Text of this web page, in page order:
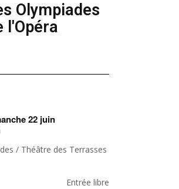
Olympiades
l'Opéra
22 juin
/ Théâtre des Terrasses
Entrée libre